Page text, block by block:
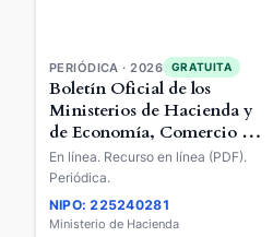
PERIÓDICA · 2026 GRATUITA
Boletín Oficial de los
Ministerios de Hacienda y
de Economía, Comercio y
Empresa
En línea. Recurso en línea (PDF).
Periódica.
NIPO: 225240281
Ministerio de Hacienda